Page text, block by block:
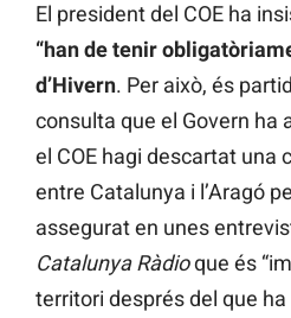
El president del COE ha
“han de tenir
d’Hivern. Per això, és
consulta que el Govern ha
el COE hagi descartat una
entre Catalunya i l’Aragó
assegurat en unes
Catalunya Ràdioque és
territori després del que